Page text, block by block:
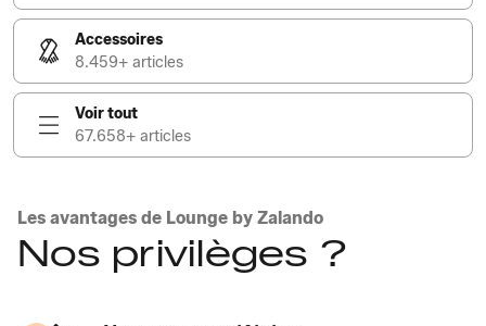
Accessoires
8.459+ articles
Voir tout
67.658+ articles
Les avantages de Lounge by Zalando
Nos privilèges ?